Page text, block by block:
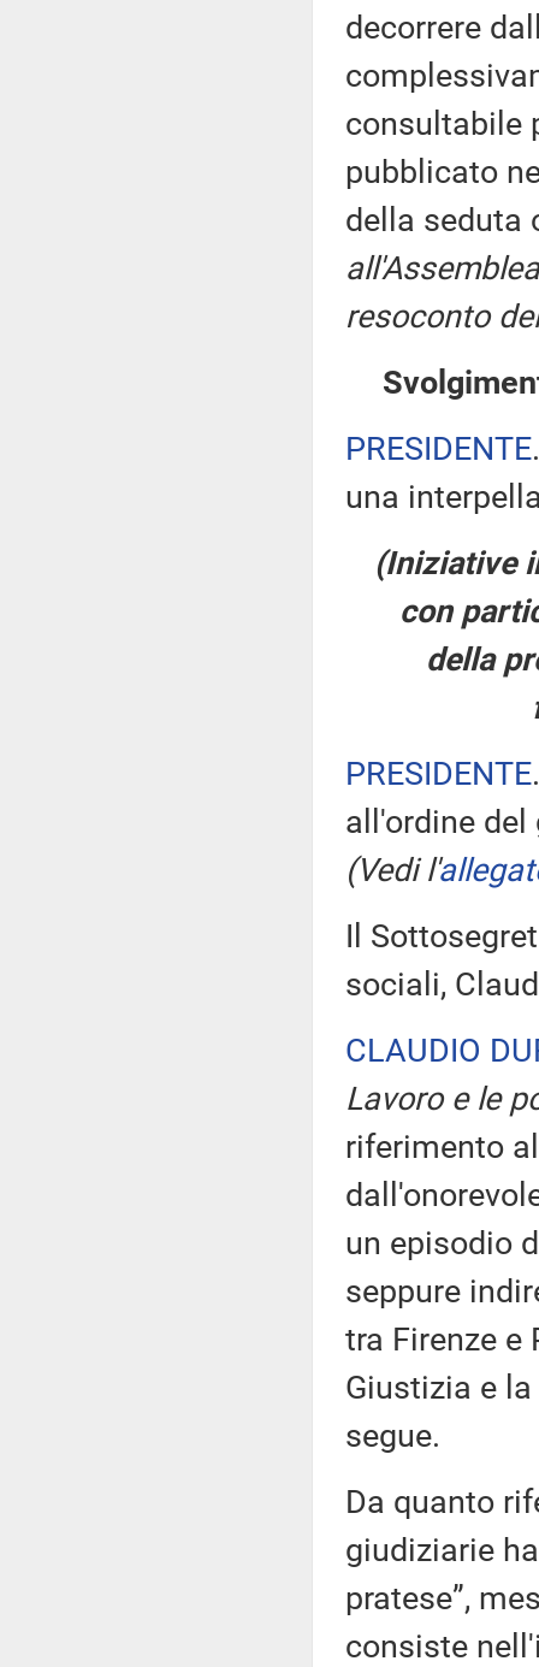
decorrere
consultabile
pubblicato
della seduta
resoconto
PRESIDENTE
una
(Iniziative
con
della
PRESIDENTE
all'ordine
(Vedi l'
Il
sociali,
CLAUDIO
Lavoro e le
riferimento
un episodio
seppure
tra Firenze
Giustizia e
segue.
Da quanto
giudiziarie
pratese”,
consiste